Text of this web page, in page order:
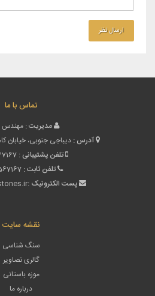
تماس با ما
مدیریت :مهندس
آدرس :دیباجی جنوبی، خیابان کامور،
تلفن پشتیبانی :
تلفن ثابت :
پست الکترونیک :
نقشه سایت
سنگ شناسی
گالری تصاویر
موزه باستانی
درباره ما